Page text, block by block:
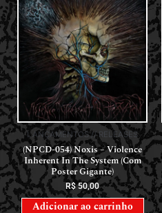
LANÇAMENTOS // RELEASES
(NPCD-054) Noxis – Violence
Inherent In The System (Com
Poster Gigante)
R$50,00
Adicionar ao carrinho